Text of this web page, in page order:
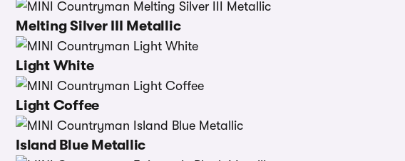
Melting Silver III Metallic
Light White
Light Coffee
Island Blue Metallic